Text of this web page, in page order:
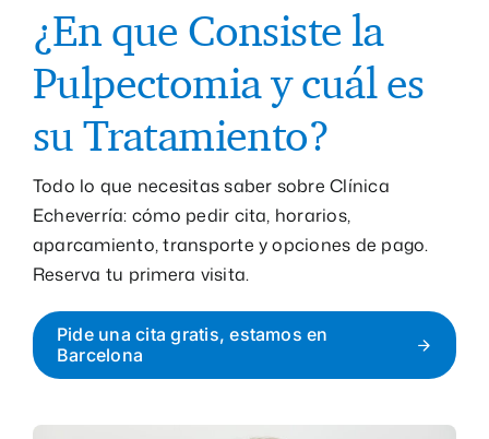
La clínica
Equipo
Blog
Contacto
1ª Cita Gratis
¿En que Consiste la
Pulpectomia y cuál es
su Tratamiento?
Todo lo que necesitas saber sobre Clínica
Echeverría: cómo pedir cita, horarios,
aparcamiento, transporte y opciones de pago.
Reserva tu primera visita.
Pide una cita gratis, estamos en
Barcelona